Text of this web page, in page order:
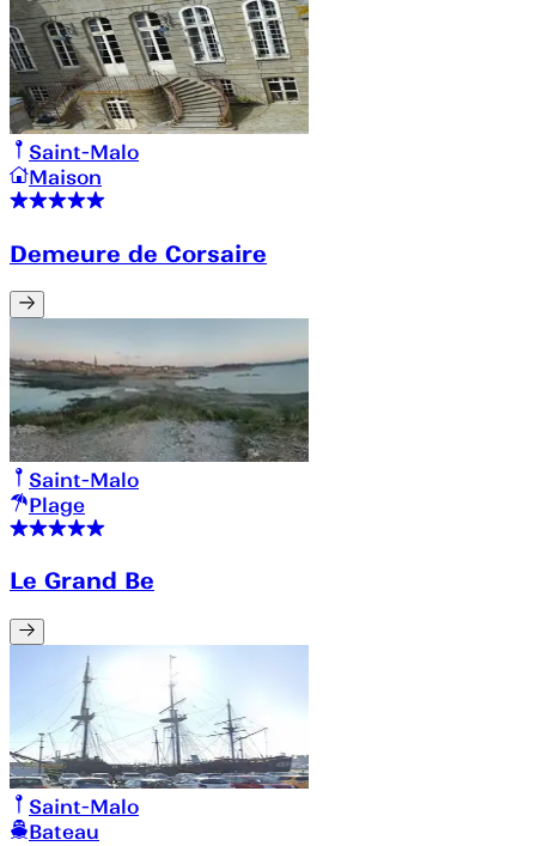
Saint-Malo
Maison
Demeure de Corsaire
Saint-Malo
Plage
Le Grand Be
Saint-Malo
Bateau